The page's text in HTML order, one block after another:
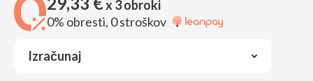
x 3 obroki
0% obresti, 0 stroškov
Izračunaj